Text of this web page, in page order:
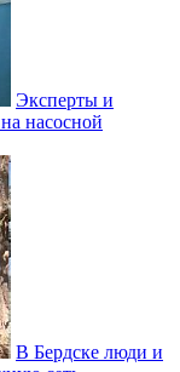
Эксперты и
насосной
В Бердске люди и